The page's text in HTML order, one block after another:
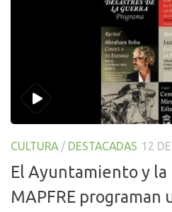
CULTURA / DESTACADAS 12
El Ayuntamiento y la
MAPFRE programan